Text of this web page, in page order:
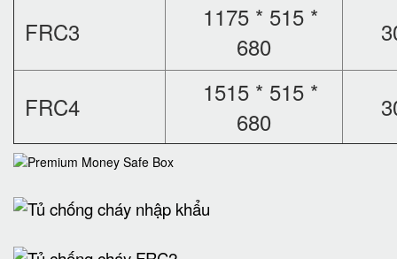
FRC3
1175 * 515 *
680
FRC4
1515 * 515 *
680